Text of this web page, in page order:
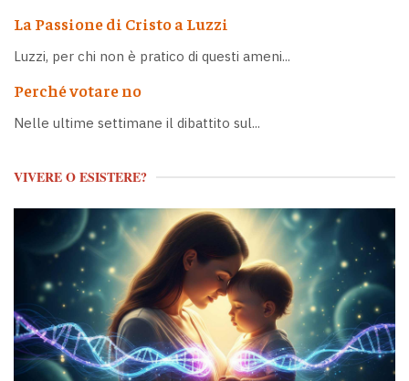
La Passione di Cristo a Luzzi
Luzzi, per chi non è pratico di questi ameni...
Perché votare no
Nelle ultime settimane il dibattito sul...
VIVERE O ESISTERE?